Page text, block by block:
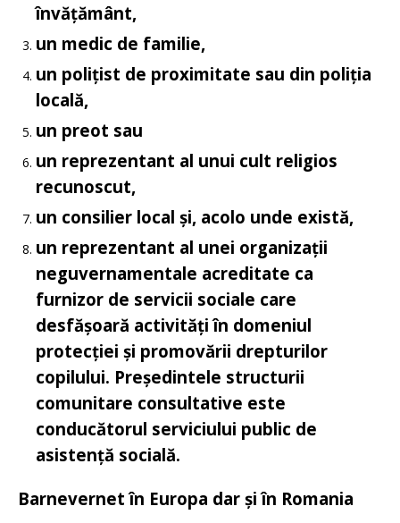
învățământ,
un medic de familie,
un polițist de proximitate sau din poliția
locală,
un preot sau
un reprezentant al unui cult religios
recunoscut,
un consilier local și, acolo unde există,
un reprezentant al unei organizații
neguvernamentale acreditate ca
furnizor de servicii sociale care
desfășoară activități în domeniul
protecției și promovării drepturilor
copilului. Președintele structurii
comunitare consultative este
conducătorul serviciului public de
asistență socială.
Barnevernet în Europa dar și în Romania